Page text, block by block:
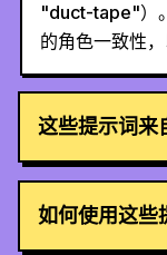
"duct-tape"）
的角色一致性
这些提示词来
如何使用这些